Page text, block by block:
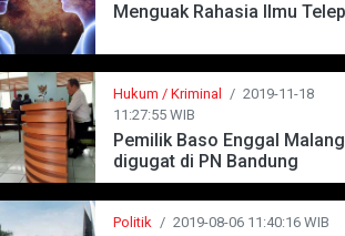
Hukum / Kriminal / 2019-11-18
11:27:55 WIB
Pemilik Baso Enggal Malang
digugat di PN Bandung
Politik / 2019-08-06 11:40:16 WIB